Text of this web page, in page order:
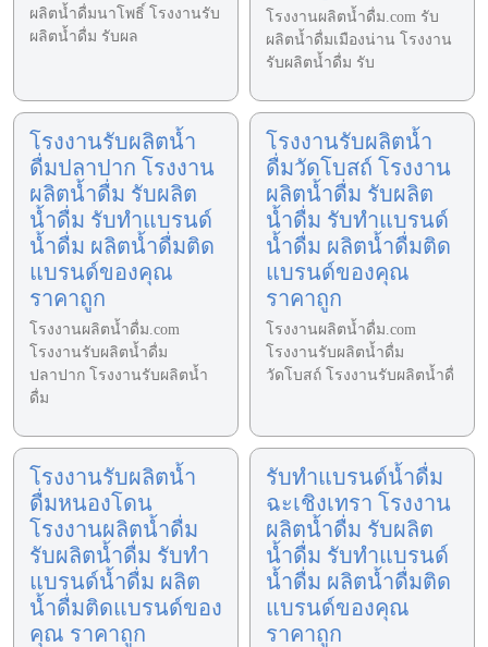
ผลิตน้ำดื่มนาโพธิ์ โรงงานรับ
ผลิตน้ำดื่ม รับผล
โรงงานผลิตน้ำดื่ม.com รับ
ผลิตน้ำดื่มเมืองน่าน โรงงาน
รับผลิตน้ำดื่ม รับ
โรงงานรับผลิตน้ำ
ดื่มปลาปาก โรงงาน
ผลิตน้ำดื่ม รับผลิต
น้ำดื่ม รับทำแบรนด์
น้ำดื่ม ผลิตน้ำดื่มติด
แบรนด์ของคุณ
ราคาถูก
โรงงานผลิตน้ำดื่ม.com
โรงงานรับผลิตน้ำดื่ม
ปลาปาก โรงงานรับผลิตน้ำ
ดื่ม
โรงงานรับผลิตน้ำ
ดื่มวัดโบสถ์ โรงงาน
ผลิตน้ำดื่ม รับผลิต
น้ำดื่ม รับทำแบรนด์
น้ำดื่ม ผลิตน้ำดื่มติด
แบรนด์ของคุณ
ราคาถูก
โรงงานผลิตน้ำดื่ม.com
โรงงานรับผลิตน้ำดื่ม
วัดโบสถ์ โรงงานรับผลิตน้ำดื่
โรงงานรับผลิตน้ำ
ดื่มหนองโดน
โรงงานผลิตน้ำดื่ม
รับผลิตน้ำดื่ม รับทำ
แบรนด์น้ำดื่ม ผลิต
น้ำดื่มติดแบรนด์ของ
คุณ ราคาถูก
รับทำแบรนด์น้ำดื่ม
ฉะเชิงเทรา โรงงาน
ผลิตน้ำดื่ม รับผลิต
น้ำดื่ม รับทำแบรนด์
น้ำดื่ม ผลิตน้ำดื่มติด
แบรนด์ของคุณ
ราคาถูก